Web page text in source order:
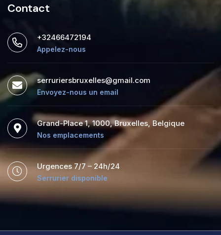
Contact
+32466472194
Appelez-nous
serruriersbruxelles@gmail.com
Envoyez-nous un email
Grand-Place 1, 1000, Bruxelles, Belgique
Nos emplacements
Urgences 7/7 – 24h/24
Serrurier disponible